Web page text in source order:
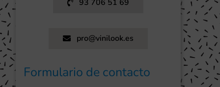
93 706 51 69
pro@vinilook.es
Formulario de contacto